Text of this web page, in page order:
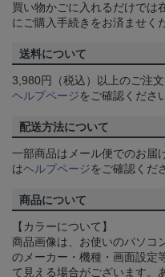
買い物かごに入れるだけでは
にご購入手続きをお済ませく
送料について
3,980円（税込）以上のご注
ヘルプページをご確認くださ
配送方法について
一部商品はメール便でのお届
はヘルプページをご確認くだ
商品について
【カラーについて】
商品画像は、お使いのパソコ
のメーカー・機種・画面設定
て見える場合がございます。